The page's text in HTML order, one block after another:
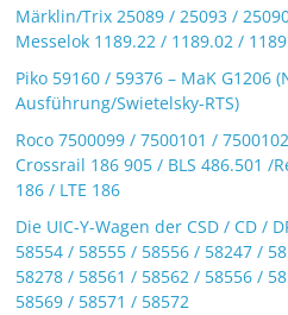
Märklin/Trix 25089 / 25093 /
Messelok 1189.22 / 1189.02 /
Piko 59160 / 59376 – MaK G1206
Ausführung/Swietelsky-RTS)
Roco 7500099 / 7500101 /
Crossrail 186 905 / BLS 486.501 /
186 / LTE 186
Die UIC-Y-Wagen der CSD / CD /
58554 / 58555 / 58556 / 58247 /
58278 / 58561 / 58562 / 58556 /
58569 / 58571 / 58572